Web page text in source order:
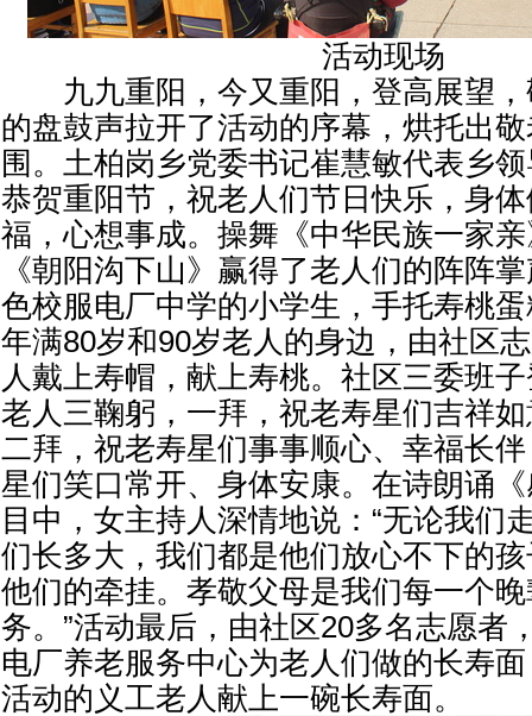
活动现场
九九重阳，今又重阳，登高展望，
的盘鼓声拉开了活动的序幕，烘托出
围。土柏岗乡党委书记崔慧敏代表乡
恭贺重阳节，祝老人们节日快乐，身
福，心想事成。操舞《中华民族一家
《朝阳沟下山》赢得了老人们的阵阵
色校服电厂中学的小学生，手托寿桃
年满80岁和90岁老人的身边，由社区
人戴上寿帽，献上寿桃。社区三委班
老人三鞠躬，一拜，祝老寿星们吉祥
二拜，祝老寿星们事事顺心、幸福长
星们笑口常开、身体安康。在诗朗诵
目中，女主持人深情地说：“无论我们
们长多大，我们都是他们放心不下的
他们的牵挂。孝敬父母是我们每一个
务。”活动最后，由社区20多名志愿者
电厂养老服务中心为老人们做的长寿
活动的义工老人献上一碗长寿面。